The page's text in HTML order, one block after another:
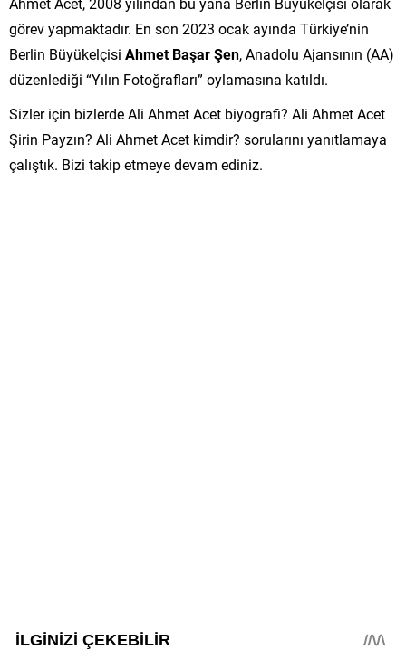
görev yapmaktadır. En son 2023 ocak ayında Türkiye’nin
Berlin Büyükelçisi Ahmet Başar Şen, Anadolu Ajansının (AA)
düzenlediği “Yılın Fotoğrafları” oylamasına katıldı.
Sizler için bizlerde Ali Ahmet Acet biyografi? Ali Ahmet Acet
Şirin Payzın? Ali Ahmet Acet kimdir? sorularını yanıtlamaya
çalıştık. Bizi takip etmeye devam ediniz.